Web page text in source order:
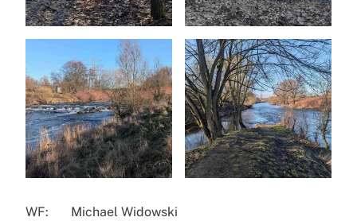
WF: Michael Widowski